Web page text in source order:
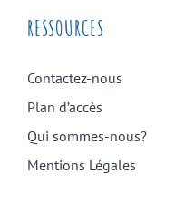
RESSOURCES
Contactez-nous
Plan d’accès
Qui sommes-nous?
Mentions Légales